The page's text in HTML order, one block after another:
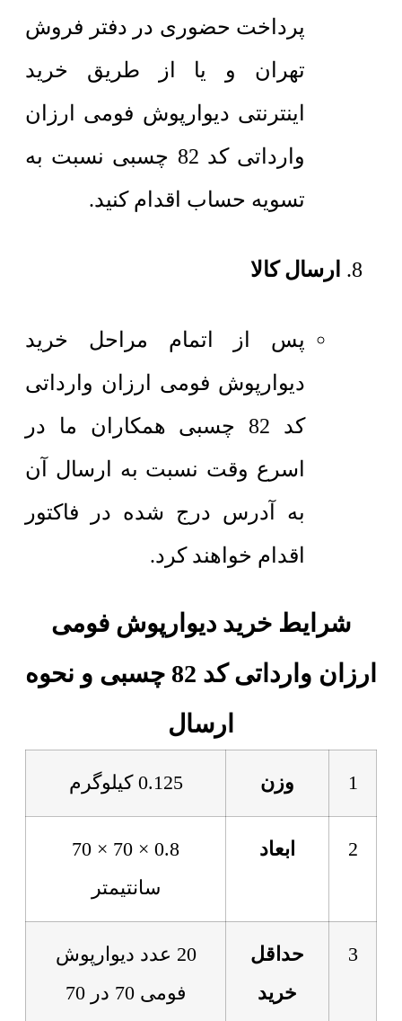
پرداخت حضوری در دفتر فروش
تهران و یا از طریق خرید
اینترنتی دیوارپوش فومی ارزان
وارداتی کد 82 چسبی نسبت به
تسویه حساب اقدام کنید.
ارسال کالا
پس از اتمام مراحل خرید
دیوارپوش فومی ارزان وارداتی
کد 82 چسبی همکاران ما در
اسرع وقت نسبت به ارسال آن
به آدرس درج شده در فاکتور
اقدام خواهند کرد.
شرایط خرید دیوارپوش فومی
ارزان وارداتی کد 82 چسبی و نحوه
ارسال
1 وزن 0.125 کیلوگرم
2 ابعاد
0.8 × 70 × 70
سانتیمتر
3
حداقل
خرید
20 عدد دیوارپوش
فومی 70 در 70